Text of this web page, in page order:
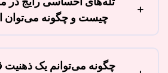
چیست و چگونه می‌توان